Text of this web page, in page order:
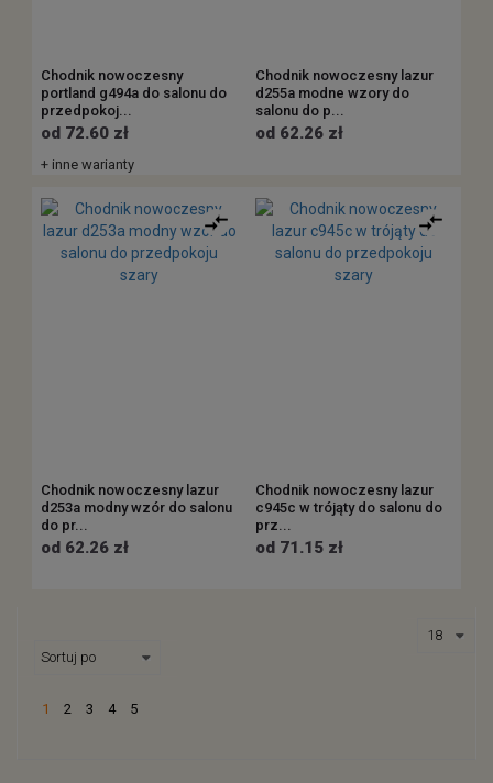
Chodnik nowoczesny
portland g494a do salonu do
przedpokoj...
od 72.60 zł
+ inne warianty
Chodnik nowoczesny lazur
d255a modne wzory do
salonu do p...
od 62.26 zł
Chodnik nowoczesny lazur
d253a modny wzór do salonu
do pr...
od 62.26 zł
Chodnik nowoczesny lazur
c945c w trójąty do salonu do
prz...
od 71.15 zł
1 2 3 4 5